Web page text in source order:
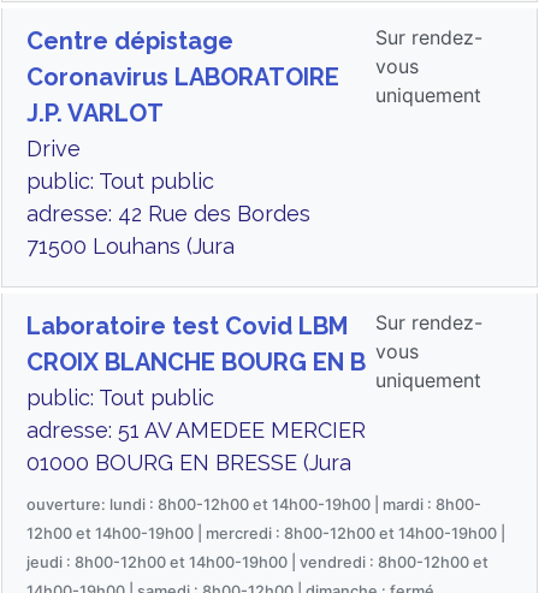
Centre dépistage
Coronavirus LABORATOIRE
J.P. VARLOT
Drive
public: Tout public
adresse: 42 Rue des Bordes
71500 Louhans (Jura
Sur rendez-
vous
uniquement
Laboratoire test Covid LBM
CROIX BLANCHE BOURG EN B
public: Tout public
adresse: 51 AV AMEDEE MERCIER
01000 BOURG EN BRESSE (Jura
Sur rendez-
vous
uniquement
ouverture: lundi : 8h00-12h00 et 14h00-19h00 | mardi : 8h00-
12h00 et 14h00-19h00 | mercredi : 8h00-12h00 et 14h00-19h00 |
jeudi : 8h00-12h00 et 14h00-19h00 | vendredi : 8h00-12h00 et